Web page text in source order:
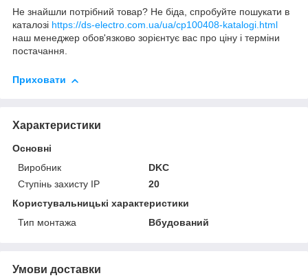
Не знайшли потрібний товар? Не біда, спробуйте пошукати в
каталозі https://ds-electro.com.ua/ua/cp100408-katalogi.html
наш менеджер обов'язково зорієнтує вас про ціну і терміни
постачання.
Приховати
Характеристики
Основні
Виробник
DKC
Ступінь захисту IP
20
Користувальницькі характеристики
Тип монтажа
Вбудований
Умови доставки